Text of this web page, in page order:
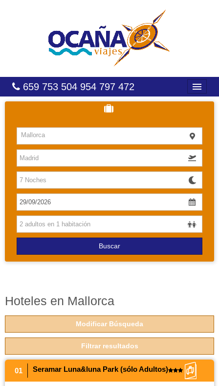
659 753 504 954 797 472
HOTELES
COSTAS
CARIBE
CANARIAS
BALEARES
PAQUETES
Mallorca
Buscar
Hoteles en Mallorca
Modificar Búsqueda
Filtrar resultados
01 Seramar Luna&luna Park (sólo Adultos)